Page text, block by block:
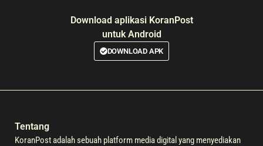
Download aplikasi KoranPost
untuk Android
DOWNLOAD APK
Tentang
KoranPost adalah sebuah platform media digital yang menyediakan